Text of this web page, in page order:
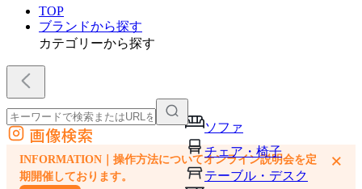
TOP
ブランドから探す
カテゴリーから探す
ソファ
チェア・椅子
テーブル・デスク
外部サイトの商品をカートに追加
他のサイトで見つけた商品ページのURLを貼り付けて、カートに追加できます
画像検索
INFORMATION｜操作方法についてオンライン説明会を定
期開催しております。
×